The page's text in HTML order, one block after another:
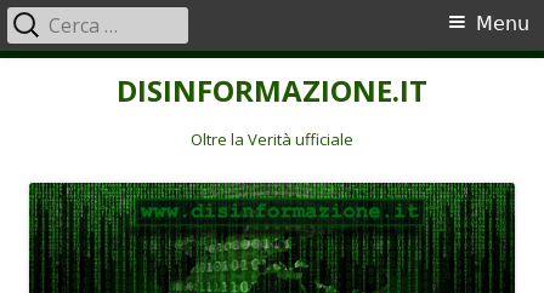
DISINFORMAZIONE.IT
Oltre la Verità ufficiale
Menu
principale
Menu
Ricerca
per: